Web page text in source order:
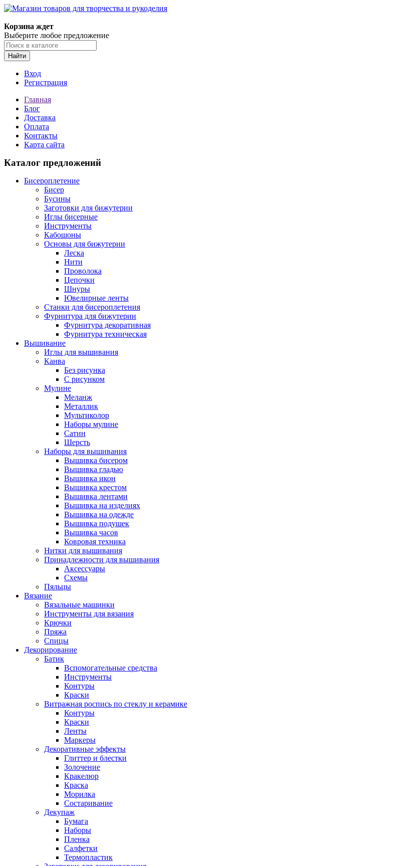
Корзина ждет
Выберите любое предложение
Найти
Вход
Регистрация
Главная
Блог
Доставка
Оплата
Контакты
Карта сайта
Каталог предложений
Бисероплетение
Бисер
Бусины
Заготовки для бижутерии
Иглы бисерные
Инструменты
Кабошоны
Основы для бижутерии
Леска
Нити
Проволока
Цепочки
Шнуры
Ювелирные ленты
Станки для бисероплетения
Фурнитура для бижутерии
Фурнитура декоративная
Фурнитура техническая
Вышивание
Иглы для вышивания
Канва
Без рисунка
С рисунком
Мулине
Меланж
Металлик
Мультиколор
Наборы мулине
Сатин
Шерсть
Наборы для вышивания
Вышивка бисером
Вышивка гладью
Вышивка икон
Вышивка крестом
Вышивка лентами
Вышивка на изделиях
Вышивка на одежде
Вышивка подушек
Вышивка часов
Ковровая техника
Нитки для вышивания
Принадлежности для вышивания
Аксессуары
Схемы
Пяльцы
Вязание
Вязальные машинки
Инструменты для вязания
Крючки
Пряжа
Спицы
Декорирование
Батик
Вспомогательные средства
Инструменты
Контуры
Краски
Витражная роспись по стеклу и керамике
Контуры
Краски
Ленты
Маркеры
Декоративные эффекты
Глиттер и блестки
Золочение
Кракелюр
Краска
Морилка
Состаривание
Декупаж
Бумага
Наборы
Пленка
Салфетки
Термопластик